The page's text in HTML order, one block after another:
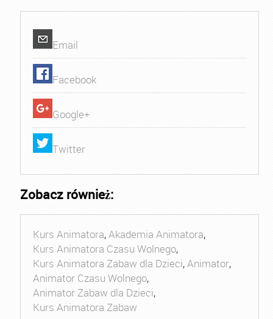
Email
Facebook
Google+
Twitter
Zobacz również:
Kurs Animatora,Akademia Animatora,
Kurs Animatora Czasu Wolnego,
Kurs Animatora Zabaw dla Dzieci,Animator,
Animator Czasu Wolnego,
Animator Zabaw dla Dzieci,
Kurs Animatora Zabaw